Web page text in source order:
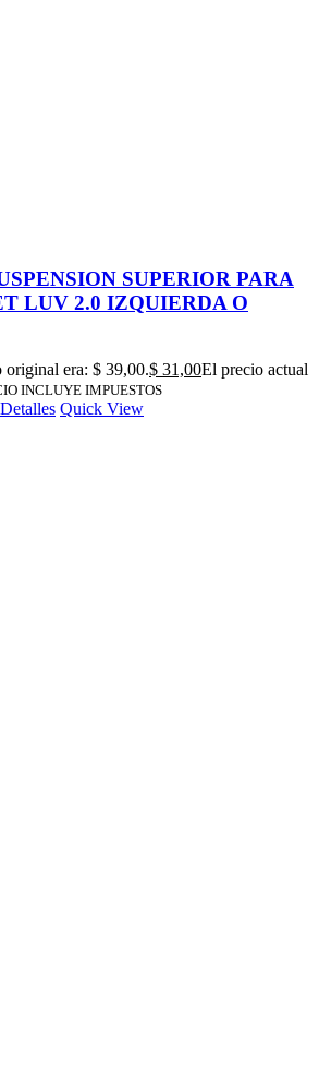
SUPERIOR PARA
LUV 2.0 IZQUIERDA O
original era: $ 39,00.$ 31,00El precio actual
INCLUYE IMPUESTOS
Detalles Quick View